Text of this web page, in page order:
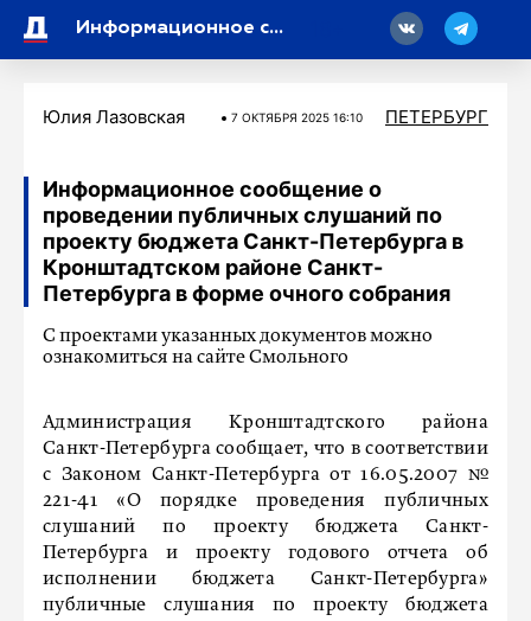
Информационное сообщение о проведении публичных слушаний по проекту бюджета Санкт-Петербурга на 2026 год
Юлия Лазовская 7 ОКТЯБРЯ 2025 16:10 ПЕТЕРБУРГ
Информационное сообщение о
проведении публичных слушаний по
проекту бюджета Санкт-Петербурга в
Кронштадтском районе Санкт-
Петербурга в форме очного собрания
С проектами указанных документов можно
ознакомиться на сайте Смольного
Администрация Кронштадтского района
Санкт-Петербурга сообщает, что в соответствии
с Законом Санкт-Петербурга от 16.05.2007 №
221-41 «О порядке проведения публичных
слушаний по проекту бюджета Санкт-
Петербурга и проекту годового отчета об
исполнении бюджета Санкт-Петербурга»
публичные слушания по проекту бюджета